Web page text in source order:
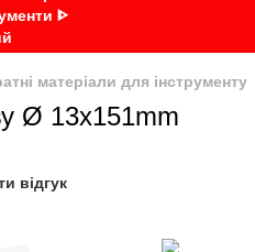
матеріали для інструменту
Ø 13x151mm
відгук